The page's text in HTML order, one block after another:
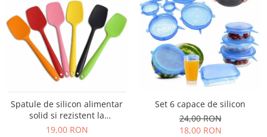
Spatule de silicon alimentar
solid si rezistent la
temperaturi ridicate, 28cm
19,00 RON
Set 6 capace de silicon
24,00 RON
18,00 RON